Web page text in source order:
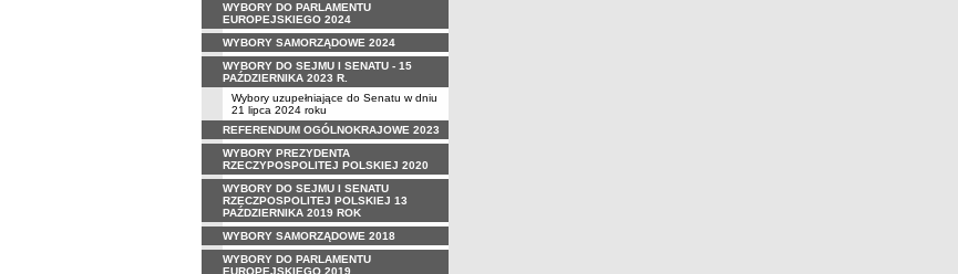
WYBORY DO PARLAMENTU
EUROPEJSKIEGO 2024
WYBORY SAMORZĄDOWE 2024
WYBORY DO SEJMU I SENATU - 15
PAŹDZIERNIKA 2023 R.
Wybory uzupełniające do Senatu w dniu
21 lipca 2024 roku
REFERENDUM OGÓLNOKRAJOWE 2023
WYBORY PREZYDENTA
RZECZYPOSPOLITEJ POLSKIEJ 2020
WYBORY DO SEJMU I SENATU
RZECZPOSPOLITEJ POLSKIEJ 13
PAŹDZIERNIKA 2019 ROK
WYBORY SAMORZĄDOWE 2018
WYBORY DO PARLAMENTU
EUROPEJSKIEGO 2019